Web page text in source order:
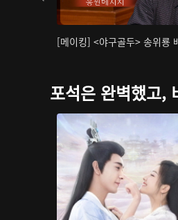
[메이킹] <야구골두> 송위룡
포석은 완벽했고,